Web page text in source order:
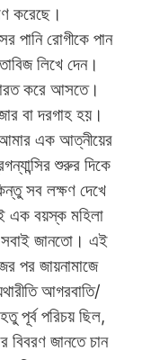
করেছে।
পানি রোগীকে পান
লিখে দেন।
করে আসতে।
বা দরগাহ হয়।
এক আত্নীয়ের
শুরুর দিকে
সব লক্ষণ দেখে
এক বয়স্ক মহিলা
সবাই জানতো। এই
পর জায়নামাজে
আগরবাতি/
পূর্ব পরিচয় ছিল,
বিবরণ জানতে চান